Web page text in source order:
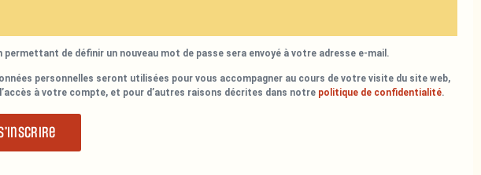
permettant de définir un nouveau mot de passe sera envoyé à votre adresse e-mail.
personnelles seront utilisées pour vous accompagner au cours de votre visite du site web,
à votre compte, et pour d’autres raisons décrites dans notre politique de confidentialité.